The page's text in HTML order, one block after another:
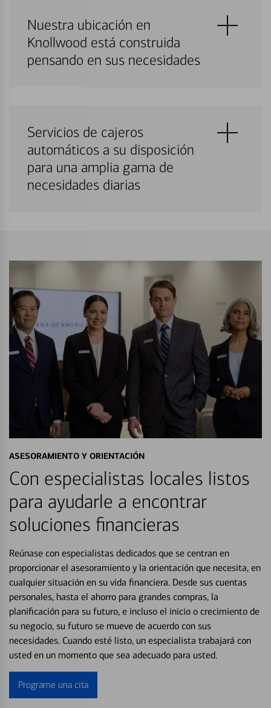
Nuestra ubicación en
Knollwood está construida
pensando en sus necesidades
Servicios de cajeros
automáticos a su disposición
para una amplia gama de
necesidades diarias
ASESORAMIENTO Y ORIENTACIÓN
Con especialistas locales listos
para ayudarle a encontrar
soluciones financieras
Reúnase con especialistas dedicados que se centran en
proporcionar el asesoramiento y la orientación que necesita, en
cualquier situación en su vida financiera. Desde sus cuentas
personales, hasta el ahorro para grandes compras, la
planificación para su futuro, e incluso el inicio o crecimiento de
su negocio, su futuro se mueve de acuerdo con sus
necesidades. Cuando esté listo, un especialista trabajará con
usted en un momento que sea adecuado para usted.
Programe una cita